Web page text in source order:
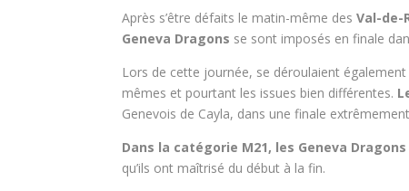
Après s’être défaits le matin-même des Val-de-
Geneva Dragons se sont imposés en finale
Lors de cette journée, se déroulaient
mêmes et pourtant les issues bien différentes.
Genevois de Cayla, dans une finale
Dans la catégorie M21, les Geneva
qu’ils ont maîtrisé du début à la fin.